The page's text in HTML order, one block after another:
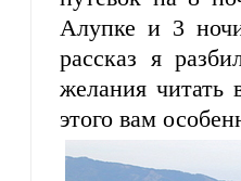
Алупке и 3
рассказ я
желания читать
этого вам